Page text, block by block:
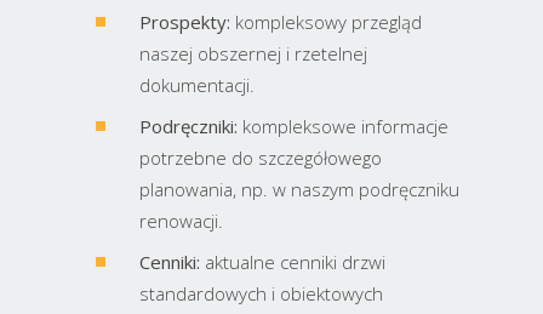
Prospekty: kompleksowy przegląd
naszej obszernej i rzetelnej
dokumentacji.
Podręczniki: kompleksowe informacje
potrzebne do szczegółowego
planowania, np. w naszym podręczniku
renowacji.
Cenniki: aktualne cenniki drzwi
standardowych i obiektowych